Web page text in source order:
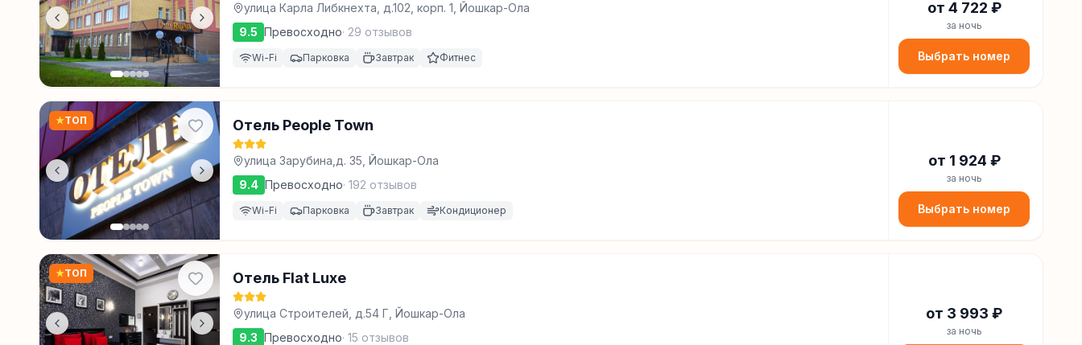
улица Карла Либкнехта, д.102, корп. 1, Йошкар-Ола
9.5 Превосходно· 29 отзывов
Wi-Fi Парковка Завтрак Фитнес
от 4 722 ₽
за ночь
Выбрать номер
★ТОП Отель People Town
улица Зарубина,д. 35, Йошкар-Ола
9.4 Превосходно· 192 отзывов
Wi-Fi Парковка Завтрак Кондиционер
от 1 924 ₽
за ночь
Выбрать номер
★ТОП Отель Flat Luxe
улица Строителей, д.54 Г, Йошкар-Ола
9.3 Превосходно· 15 отзывов
от 3 993 ₽
за ночь